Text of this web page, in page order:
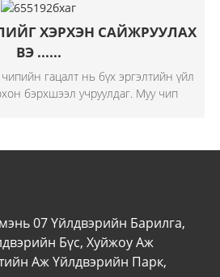
ХЭРХЭН САЙЖРУУЛАХ
ВЭ ......
гацалт нь бүх эргэлтийн үйл
бэрхшээл учруулдаг. Муу чип
07 Үйлдвэрийн Барилга,
Бүс, Хуйжоу Аж
Аж Үйлдвэрийн Парк,